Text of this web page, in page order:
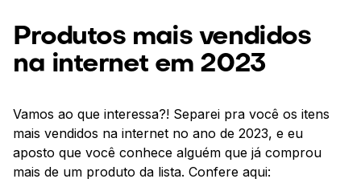
Produtos mais vendidos
na internet em 2023
Vamos ao que interessa?! Separei pra você os itens
mais vendidos na internet no ano de 2023, e eu
aposto que você conhece alguém que já comprou
mais de um produto da lista. Confere aqui: